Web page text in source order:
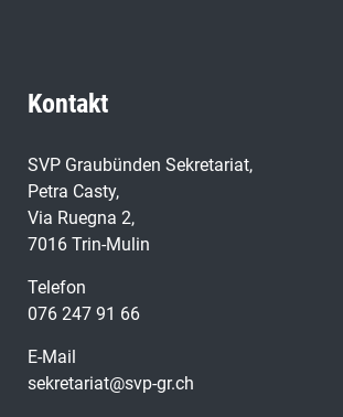
Kontakt
SVP Graubünden Sekretariat,
Petra Casty,
Via Ruegna 2,
7016 Trin-Mulin
Telefon
076 247 91 66
E-Mail
sekretariat@svp-gr.ch